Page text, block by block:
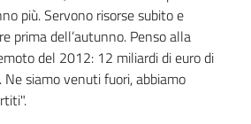
più. Servono risorse subito e
prima dell’autunno. Penso alla
del 2012: 12 miliardi di euro di
siamo venuti fuori, abbiamo